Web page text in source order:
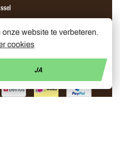
Facebook
Find us on InstagramFind us on YouTube
website te verbeteren.
cookies
JA